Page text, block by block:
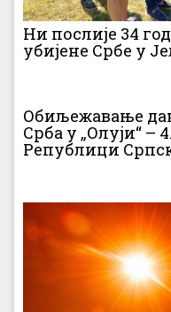
Ни послије 34
убијене Србе у
Обиљежавање
Срба у „Олуји“ –
Републици